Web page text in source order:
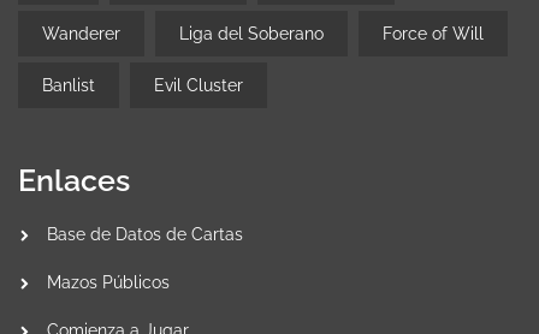
Wanderer Liga del Soberano Force of Will
Banlist Evil Cluster
Enlaces
Base de Datos de Cartas
Mazos Públicos